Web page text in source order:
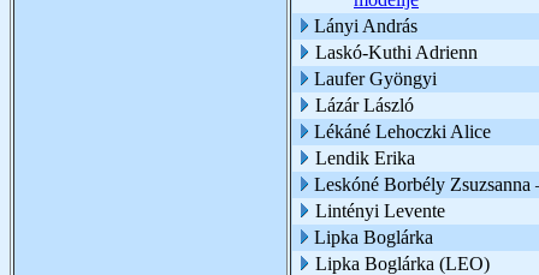
Lányi András
Laskó-Kuthi Adrienn
Laufer Gyöngyi
Lázár László
Lékáné Lehoczki Alice
Lendik Erika
Leskóné Borbély Zsuzsanna
Lintényi Levente
Lipka Boglárka
Lipka Boglárka (LEO)